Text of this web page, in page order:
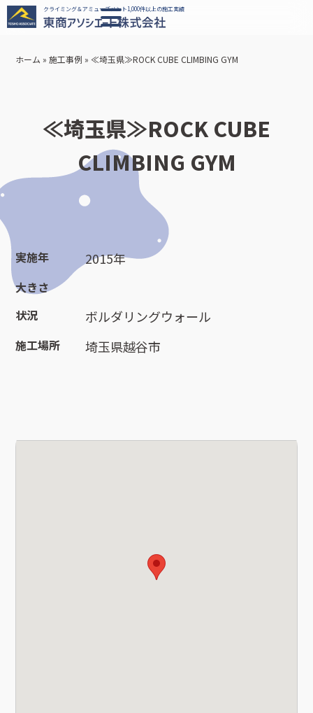
クライミング＆アミューズメント1,000件以上の施工実績
ホーム »施工事例 » ≪埼玉県≫ROCK CUBE CLIMBING GYM
≪埼玉県≫ROCK CUBE
CLIMBING GYM
実施年 2015年
大きさ
状況
ボルダリングウォール
施工場所 埼玉県越谷市